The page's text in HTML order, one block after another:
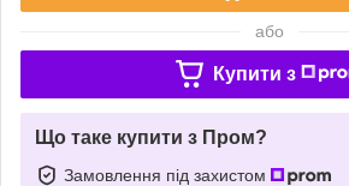
або
Купити з
Що таке купити з Пром?
Замовлення під захистом